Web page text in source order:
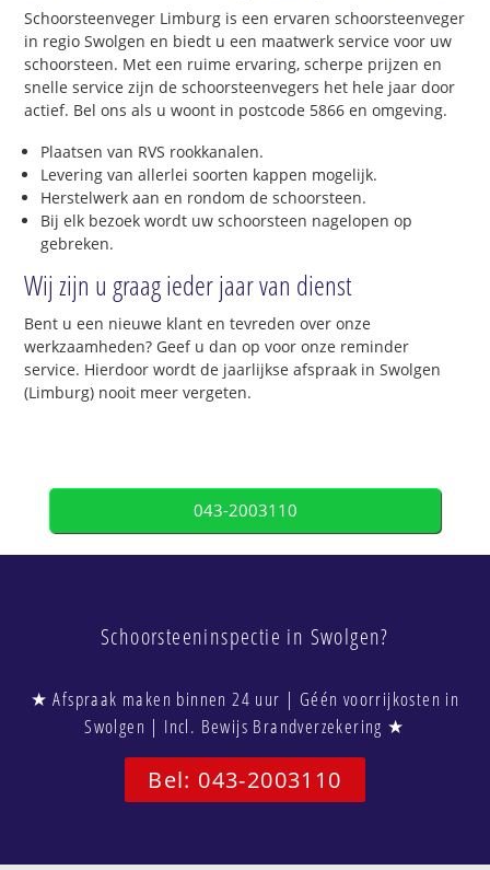
Schoorsteenveger Limburg is een ervaren schoorsteenveger
in regio Swolgen en biedt u een maatwerk service voor uw
schoorsteen. Met een ruime ervaring, scherpe prijzen en
snelle service zijn de schoorsteenvegers het hele jaar door
actief. Bel ons als u woont in postcode 5866 en omgeving.
Plaatsen van RVS rookkanalen.
Levering van allerlei soorten kappen mogelijk.
Herstelwerk aan en rondom de schoorsteen.
Bij elk bezoek wordt uw schoorsteen nagelopen op
gebreken.
Wij zijn u graag ieder jaar van dienst
Bent u een nieuwe klant en tevreden over onze
werkzaamheden? Geef u dan op voor onze reminder
service. Hierdoor wordt de jaarlijkse afspraak in Swolgen
(Limburg) nooit meer vergeten.
043-2003110
Schoorsteeninspectie in Swolgen?
★ Afspraak maken binnen 24 uur | Géén voorrijkosten in
Swolgen | Incl. Bewijs Brandverzekering ★
Bel: 043-2003110